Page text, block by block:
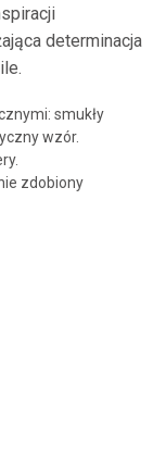
determinacja
smukły
wzór.
zdobiony